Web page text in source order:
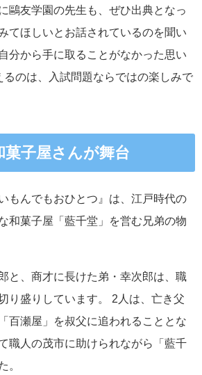
鷗友学園の先生も、ぜひ出典となっ
てほしいとお話されているのを聞い
分から手に取ることがなかった思い
るのは、入試問題ならではの楽しみで
菓子屋さんが舞台
もんでもおひとつ』は、江戸時代の
和菓子屋「藍千堂」を営む兄弟の物
と、商才に長けた弟・幸次郎は、職
り盛りしています。 2人は、亡き父
百瀬屋」を叔父に追われることとな
職人の茂市に助けられながら「藍千
。